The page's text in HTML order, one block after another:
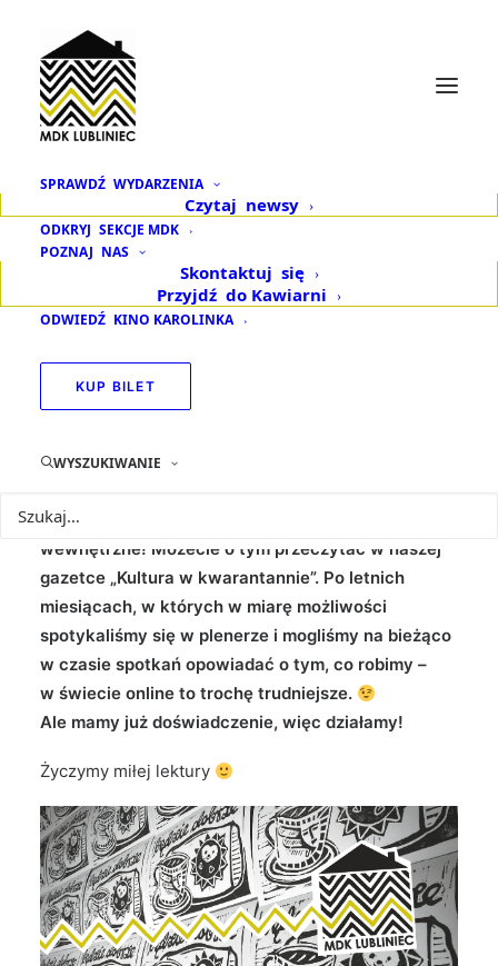
SPRAWDŹ WYDARZENIA
Czytaj newsy
ODKRYJ SEKCJE MDK
POZNAJ NAS
Skontaktuj się
Przyjdź do Kawiarni
ODWIEDŹ KINO KAROLINKA
KUP BILET
WYSZUKIWANIE
Co wydarzyło się
w październiku
i listopadzie? Czytaj
w naszej e-gazetce
z zewnątrz, prowadzimy całkiem bujne życie
wewnętrzne! Możecie o tym przeczytać w naszej
gazetce „Kultura w kwarantannie”. Po letnich
miesiącach, w których w miarę możliwości
spotykaliśmy się w plenerze i mogliśmy na bieżąco
w czasie spotkań opowiadać o tym, co robimy –
w świecie online to trochę trudniejsze.
Ale mamy już doświadczenie, więc działamy!
Życzymy miłej lektury